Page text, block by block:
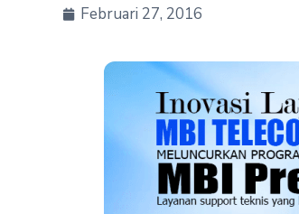
Februari 27, 2016